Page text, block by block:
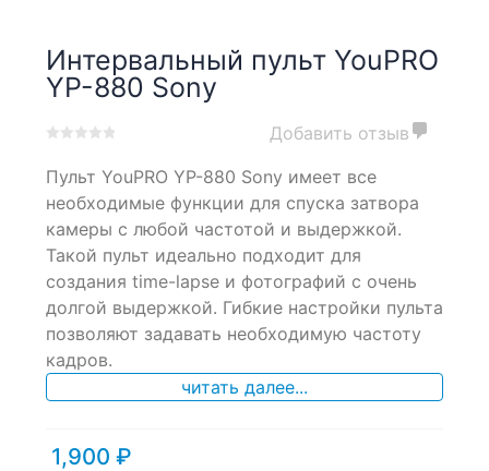
Интервальный пульт YouPRO
YP-880 Sony
out
on
customer
ratings
Добавить отзыв
Пульт YouPRO YP-880 Sony имеет все
необходимые функции для спуска затвора
камеры с любой частотой и выдержкой.
Такой пульт идеально подходит для
создания time-lapse и фотографий с очень
долгой выдержкой. Гибкие настройки пульта
позволяют задавать необходимую частоту
кадров.
читать далее...
1,900 ₽